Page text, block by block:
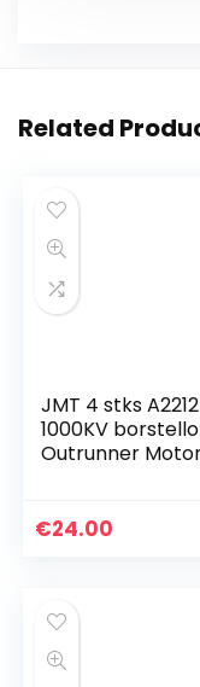
Related
JMT 4 stks A2212
1000KV
Outrunner
Quadcopter
€24.00